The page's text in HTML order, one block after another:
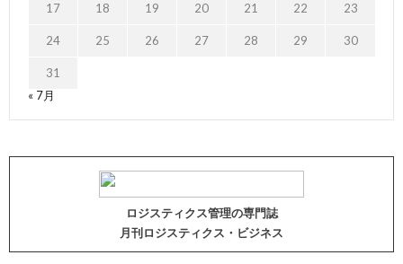
17 18 19 20 21 22 23
24 25 26 27 28 29 30
31
« 7月
ロジスティクス管理の専門誌
月刊ロジスティクス・ビジネス